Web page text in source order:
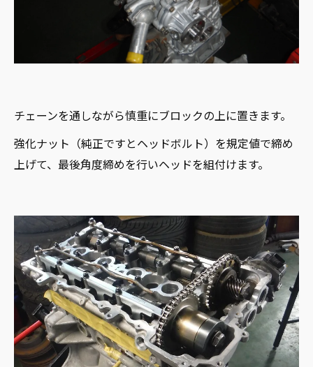
チェーンを通しながら慎重にブロックの上に置きます。
強化ナット（純正ですとヘッドボルト）を規定値で締め
上げて、最後角度締めを行いヘッドを組付けます。